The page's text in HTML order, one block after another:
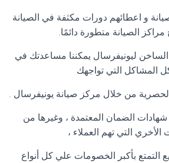
و اعطائهم دورات مكثفة في الصيانة
الصيانة متطورة دائمًا
ليونيفرسال يمكننا مساعدتك في
المشاكل التي تواجهك
من خلال مركز صيانة يونيفرسال
الضمان المعتمدة ، وغيرها من
الأخري التي تهم العملاء ،
التمتع بأكبر الخصومات علي كل أنواع